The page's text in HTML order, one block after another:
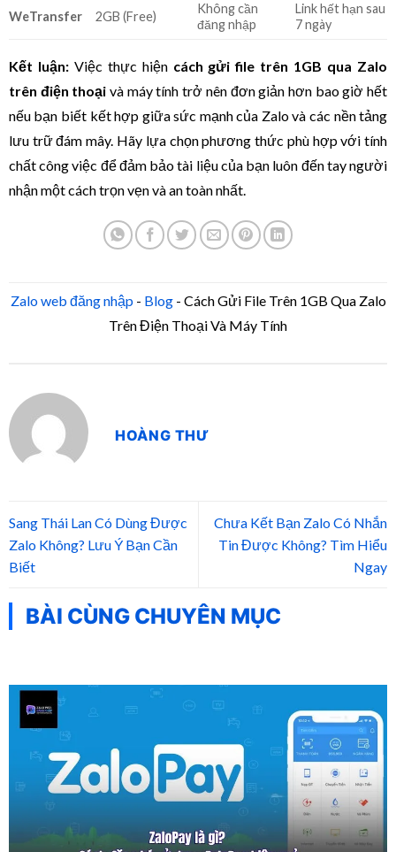
WeTransfer 2GB (Free)
Không cần
đăng nhập
Link hết hạn sau
7 ngày
Kết luận:Việc thực hiện cách gửi file trên 1GB qua Zalo
trên điện thoại và máy tính trở nên đơn giản hơn bao giờ hết
nếu bạn biết kết hợp giữa sức mạnh của Zalo và các nền tảng
lưu trữ đám mây. Hãy lựa chọn phương thức phù hợp với tính
chất công việc để đảm bảo tài liệu của bạn luôn đến tay người
nhận một cách trọn vẹn và an toàn nhất.
Zalo web đăng nhập- Blog- Cách Gửi File Trên 1GB Qua Zalo
Trên Điện Thoại Và Máy Tính
HOÀNG THƯ
Sang Thái Lan Có Dùng Được
Zalo Không? Lưu Ý Bạn Cần
Biết
Chưa Kết Bạn Zalo Có Nhắn
Tin Được Không? Tìm Hiểu
Ngay
BÀI CÙNG CHUYÊN MỤC